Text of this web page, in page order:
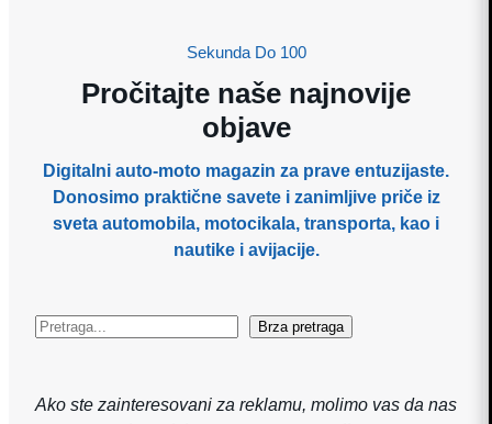
Sekunda Do 100
Pročitajte naše najnovije
objave
Digitalni auto-moto magazin za prave entuzijaste.
Donosimo praktične savete i zanimljive priče iz
sveta automobila, motocikala, transporta, kao i
nautike i avijacije.
Search Brza pretraga
Ako ste zainteresovani za reklamu, molimo vas da nas